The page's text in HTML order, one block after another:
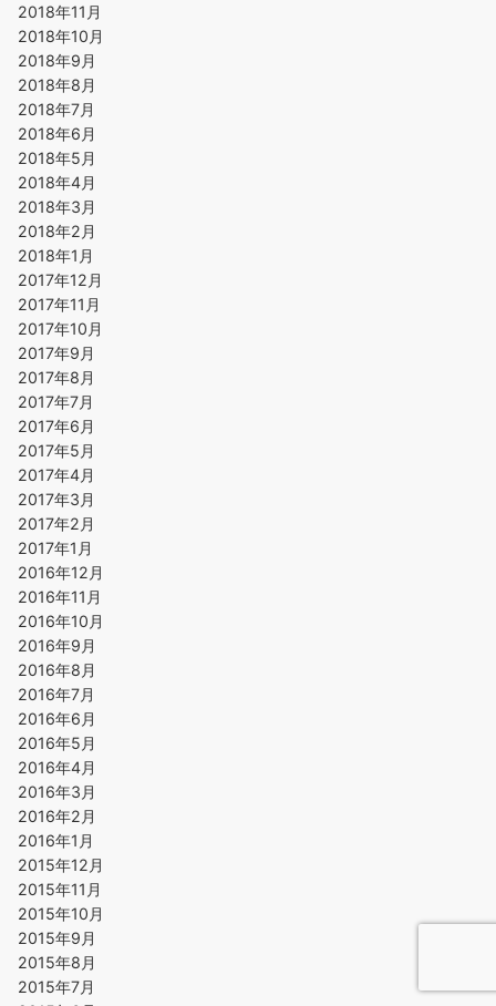
2018年11月
2018年10月
2018年9月
2018年8月
2018年7月
2018年6月
2018年5月
2018年4月
2018年3月
2018年2月
2018年1月
2017年12月
2017年11月
2017年10月
2017年9月
2017年8月
2017年7月
2017年6月
2017年5月
2017年4月
2017年3月
2017年2月
2017年1月
2016年12月
2016年11月
2016年10月
2016年9月
2016年8月
2016年7月
2016年6月
2016年5月
2016年4月
2016年3月
2016年2月
2016年1月
2015年12月
2015年11月
2015年10月
2015年9月
2015年8月
2015年7月